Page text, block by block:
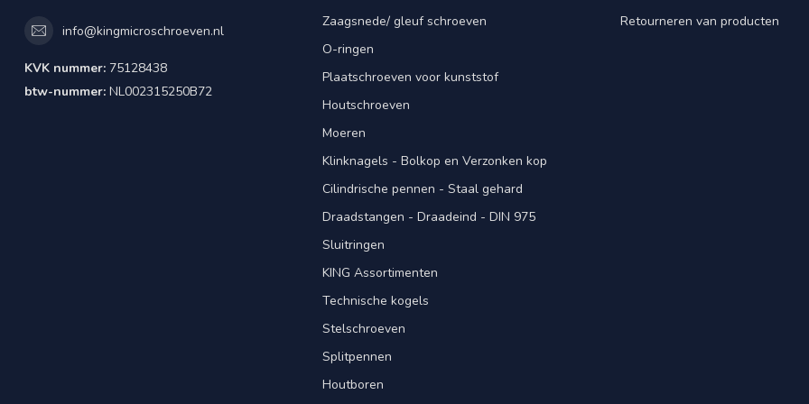
info@kingmicroschroeven.nl
KVK nummer: 75128438
btw-nummer: NL002315250B72
Zaagsnede/ gleuf schroeven
O-ringen
Plaatschroeven voor kunststof
Houtschroeven
Moeren
Klinknagels - Bolkop en Verzonken kop
Cilindrische pennen - Staal gehard
Draadstangen - Draadeind - DIN 975
Sluitringen
KING Assortimenten
Technische kogels
Stelschroeven
Splitpennen
Houtboren
Retourneren van producten